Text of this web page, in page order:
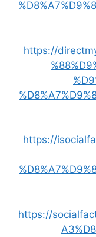
https://
https://
https://